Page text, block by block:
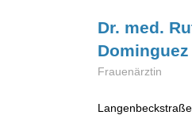
Dr. med.
Dominguez
Frauenärztin